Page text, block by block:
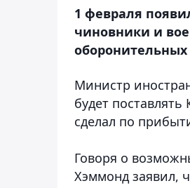
1 февраля
чиновники и
Министр
будет
сделал по
Говоря о
Хэммонд заявил,